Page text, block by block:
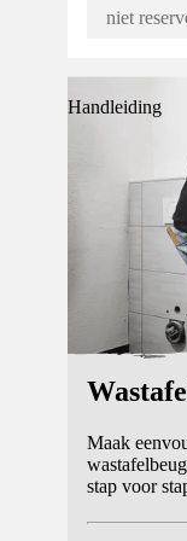
niet
Handleiding
Maak
stap voor